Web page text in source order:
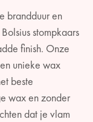
brandduur en
stompkaars
finish. Onze
unieke wax
beste
wax en zonder
dat je vlam